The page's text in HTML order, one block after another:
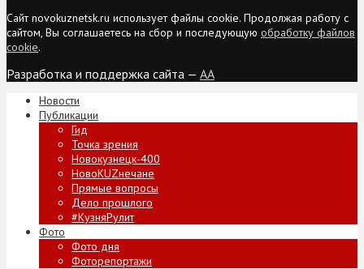
Сайт novokuznetsk.ru использует файлы cookie. Продолжая работу с
сайтом, Вы соглашаетесь на сбор и последующую обработку файлов
cookie.
Разработка и поддержка сайта — AA
Новости
Публикации
Гид
Точка зрения
Новокузнецк-400
НовоKUZнечане
Прямые вопросы
Дело прошлого
#КузняРулит
Фото
Фото дня
Фоторепортажи